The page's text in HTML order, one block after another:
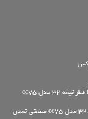
چرخ گوشت الکتروکار طرح امگا قطر تیغه 32 مدل ec75
چرخ گوشت الکتروکار طرح امگا قطر تیغه 32 مدل ec75 صنعتی تمدن